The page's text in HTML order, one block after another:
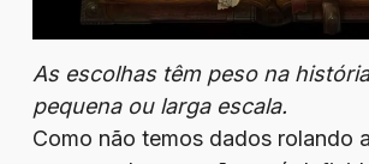
As escolhas têm peso na
pequena ou larga escala.
Como não temos dados rolando